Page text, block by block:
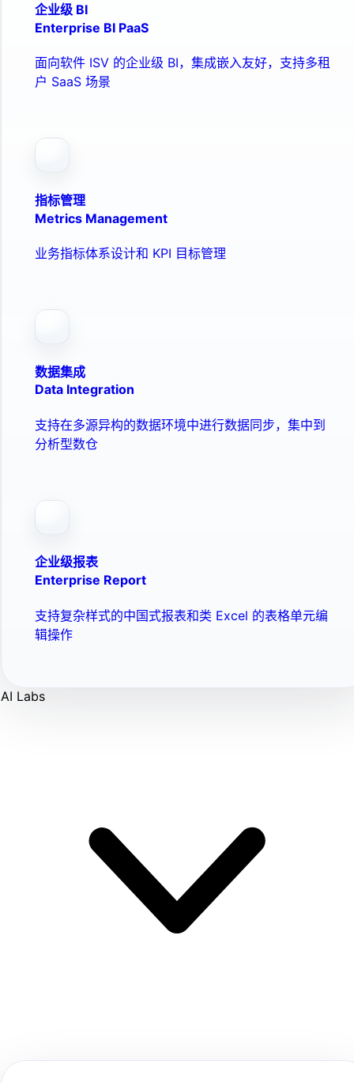
企业级 BI
Enterprise BI PaaS
面向软件 ISV 的企业级 BI，集成嵌入友好，支持多租
户 SaaS 场景
指标管理
Metrics Management
业务指标体系设计和 KPI 目标管理
数据集成
Data Integration
支持在多源异构的数据环境中进行数据同步，集中到
分析型数仓
企业级报表
Enterprise Report
支持复杂样式的中国式报表和类 Excel 的表格单元编
辑操作
AI Labs